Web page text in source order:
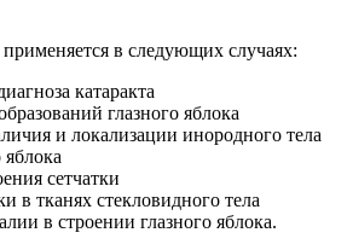
в следующих случаях:
катаракта
глазного яблока
и локализации инородного тела
сетчатки
в тканях стекловидного тела
в строении глазного яблока.